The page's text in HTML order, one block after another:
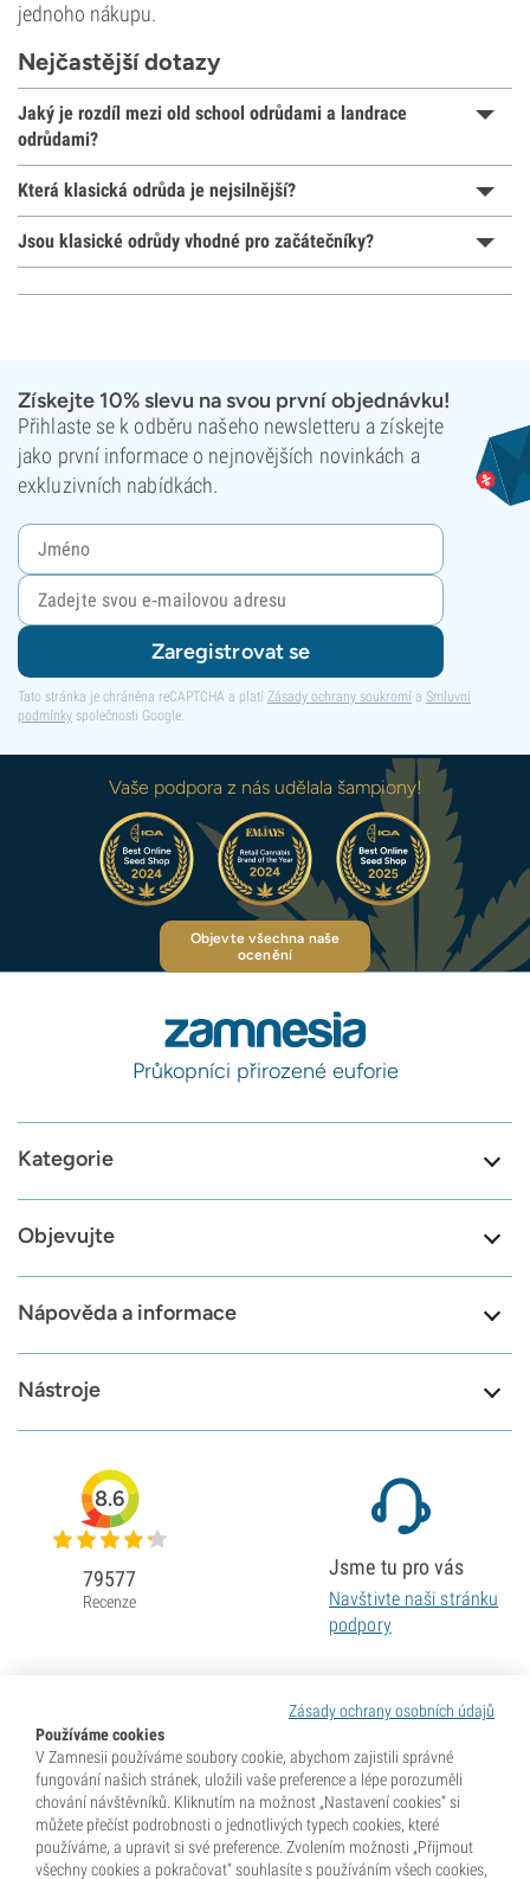
jednoho nákupu.
Nejčastější dotazy
Jaký je rozdíl mezi old school odrůdami a landrace
odrůdami?
Která klasická odrůda je nejsilnější?
Jsou klasické odrůdy vhodné pro začátečníky?
Získejte 10% slevu na svou první objednávku!
Přihlaste se k odběru našeho newsletteru a získejte
jako první informace o nejnovějších novinkách a
exkluzivních nabídkách.
Zaregistrovat se
Tato stránka je chráněna reCAPTCHA a platí Zásady ochrany soukromí a Smluvní
podmínky společnosti Google.
Vaše podpora z nás udělala šampiony!
Objevte všechna naše
ocenění
Průkopníci přirozené euforie
Kategorie
Objevujte
Nápověda a informace
Nástroje
Zásady ochrany osobních údajů
Používáme cookies
V Zamnesii používáme soubory cookie, abychom zajistili správné
fungování našich stránek, uložili vaše preference a lépe porozuměli
chování návštěvníků. Kliknutím na možnost „Nastavení cookies“ si
můžete přečíst podrobnosti o jednotlivých typech cookies, které
používáme, a upravit si své preference. Zvolením možnosti „Přijmout
všechny cookies a pokračovat“ souhlasíte s používáním všech cookies,
8.6
79577
Recenze
Jsme tu pro vás
Navštivte naši stránku
podpory